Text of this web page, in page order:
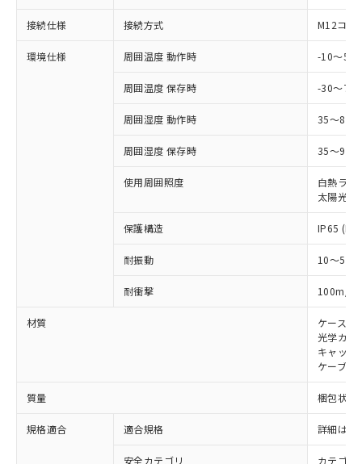
接続仕様 接続方式 M12コネ
環境仕様 周囲温度 動作時 -10～
周囲温度 保存時 -30～
周囲湿度 動作時 35～
周囲湿度 保存時 35～
使用周囲照度
白熱ラン
太陽光:
保護構造 IP65
耐振動 10～
耐衝撃 100m/s
材質
ケース:
光学カバ
キャップ
ケーブル
質量 梱包状態
規格適合 適合規格 詳細はカ
安全カテゴリ カテゴリ
様のお取引先、またはお客様担当のオ
ご相談ください。
点は「販売ネットワーク
在庫状況および標準価格結果を当社の
示しないようお願いします。
ビス）をご利用いただくには、I-Web
あります。
登録された部品リストについて、当社
品・サービスに関するお客様との取
（DBP） 1000ppm以下、フタル酸ジイソブチル
但し、RoHS指令で産業用監視および制御機器に対する
適用除外項目は除く。
図的な使用がないことを確認しています。
月が前後することがあります。
※3 非含有証明書ダウンロード
下記の非含有証明書をダウンロードするこ
物質の対応では、対応完了までの期間は出
荷製品に未対応品が混在することから備考
イソブチル) : 1000ppm、 BBP(フタル酸ブチルベンジ
DEHP(フタル酸ビス(2-エチルヘキシル)) : 1000ppm
※2 環境保護使用期限
準値以下であることを示します。
質が外部に漏えいし、環境に深刻な影響を
い合わせください。
いよう必要な手段を講じます。
当社は貴社製品を、核兵器、ミサイ
ル、化学兵器、生物兵器またはその他
武器並びにこれらの製造装置等に一切
当社は、貴社製品を第三者に販売する
該第三者に通知します。また当社は、
法に輸出するおそれがある場合は、取
一定数には満たないが在庫あり
いては、お客様のお取引先、ま
機器販売店・当社販売員にご確
受注生産機種、また在庫状況の
情報を公開していない機種